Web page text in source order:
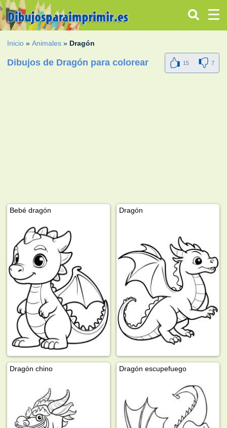
Inicio »Animales » Dragón
Dibujos de Dragón para colorear 15 7
Bebé dragón Dragón
Dragón chino Dragón escupefuego